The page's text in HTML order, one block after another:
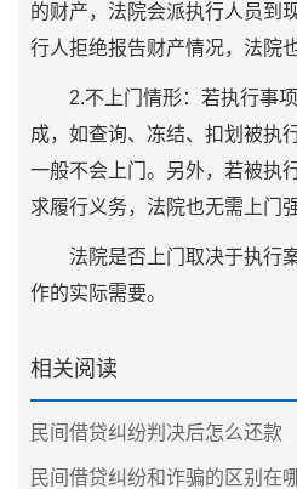
的财产，法院会派执行人员到
行人拒绝报告财产情况，法院
2.不上门情形：若执行事项
成，如查询、冻结、扣划被执
一般不会上门。另外，若被执
求履行义务，法院也无需上门
法院是否上门取决于执行案
作的实际需要。
相关阅读
民间借贷纠纷判决后怎么还款
民间借贷纠纷和诈骗的区别在